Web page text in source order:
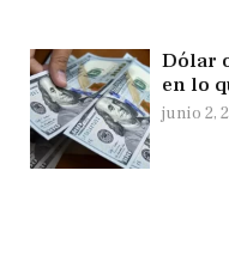
Dólar
en lo
junio 2,